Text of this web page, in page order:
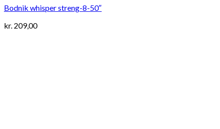
Bodnik whisper streng-8-50″
kr. 209,00